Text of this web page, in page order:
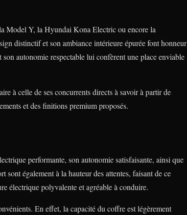
Model Y, la Hyundai Kona Electric ou encore la
distinctif et son ambiance intérieure épurée font honneur
autonomie respectable lui confèrent une place enviable
à celle de ses concurrents directs à savoir à partir de
et des finitions premium proposés.
performante, son autonomie satisfaisante, ainsi que
sont également à la hauteur des attentes, faisant de ce
électrique polyvalente et agréable à conduire.
En effet, la capacité du coffre est légèrement